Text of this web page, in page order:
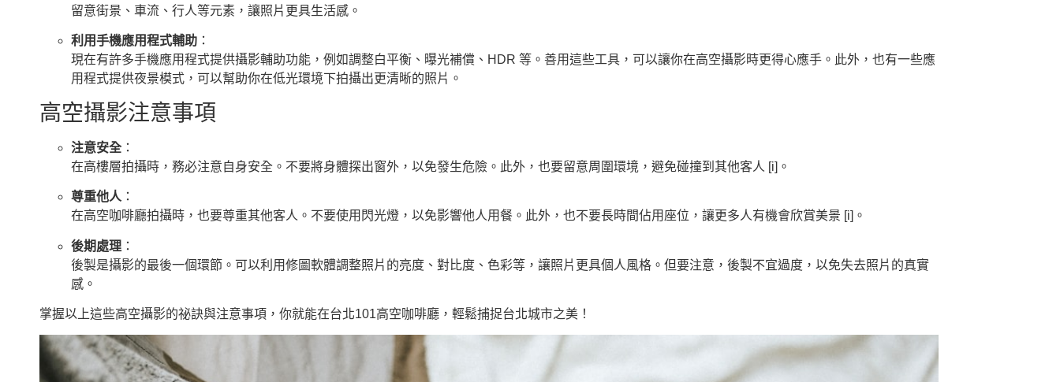
留意街景、車流、行人等元素，讓照片更具生活感。
利用手機應用程式輔助 ：
現在有許多手機應用程式提供攝影輔助功能，例如調整白平衡、曝光補償、HDR 等。善用這些工具，可以讓你在高空攝影時更得心應手。此外，也有一些應
用程式提供夜景模式，可以幫助你在低光環境下拍攝出更清晰的照片。
高空攝影注意事項
注意安全 ：
在高樓層拍攝時，務必注意自身安全。不要將身體探出窗外，以免發生危險。此外，也要留意周圍環境，避免碰撞到其他客人 [i]。
尊重他人 ：
在高空咖啡廳拍攝時，也要尊重其他客人。不要使用閃光燈，以免影響他人用餐。此外，也不要長時間佔用座位，讓更多人有機會欣賞美景 [i]。
後期處理 ：
後製是攝影的最後一個環節。可以利用修圖軟體調整照片的亮度、對比度、色彩等，讓照片更具個人風格。但要注意，後製不宜過度，以免失去照片的真實
感。
掌握以上這些高空攝影的祕訣與注意事項，你就能在台北101高空咖啡廳，輕鬆捕捉台北城市之美！